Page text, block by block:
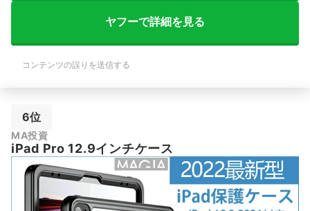
ヤフーで詳細を見る
コンテンツの誤りを送信する
6位
MA投資
iPad Pro 12.9インチケース